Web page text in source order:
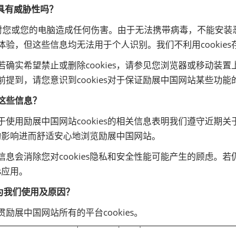
威胁性吗？
或您的电脑造成任何伤害。由于无法携带病毒，不能安
验，但这些信息均无法用于个人识别。我们不利用cookies
确实希望禁止或删除cookies，请参见您浏览器或移动装
提到，请您意识到cookies对于保证励展中国网站某些功能
些信息？
使用励展中国网站cookies的相关信息表明我们遵守近期
响进而舒适安心地浏览励展中国网站。
息会消除您对cookies隐私和安全性能可能产生的顾虑。
用。
们使用及原因？
励展中国网站所有的平台cookies。